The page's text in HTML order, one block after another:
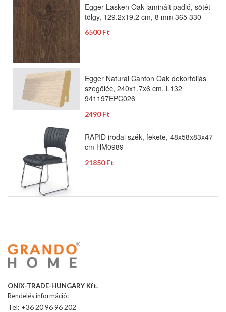
Egger Lasken Oak laminált padló, sötét
tölgy, 129.2x19.2 cm, 8 mm 365 330
6500 Ft
Egger Natural Canton Oak dekorfóliás
szegőléc, 240x1.7x6 cm, L132
941197EPC026
2490 Ft
RAPID irodai szék, fekete, 48x58x83x47
cm HM0989
21850 Ft
ONIX-TRADE-HUNGARY Kft.
Rendelés információ:
Tel: +36 20 96 96 202